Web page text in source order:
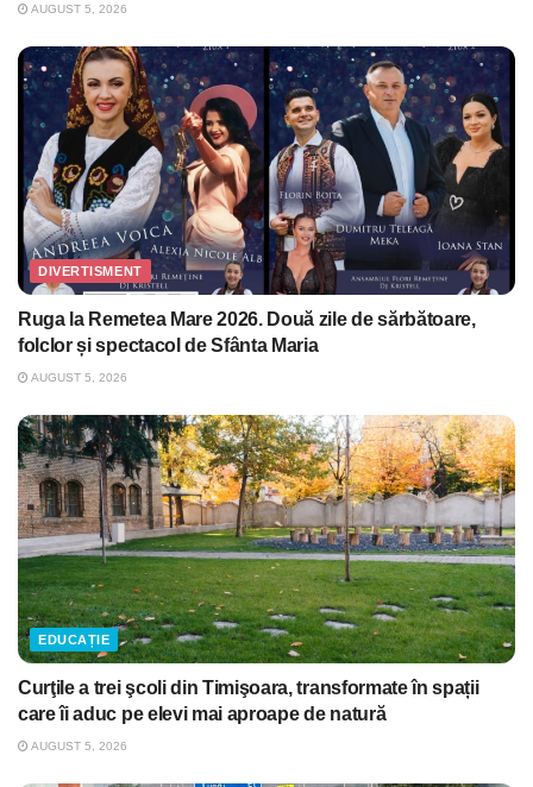
AUGUST 5, 2026
DIVERTISMENT
Ruga la Remetea Mare 2026. Două zile de sărbătoare,
folclor și spectacol de Sfânta Maria
AUGUST 5, 2026
EDUCAȚIE
Curţile a trei şcoli din Timişoara, transformate în spații
care îi aduc pe elevi mai aproape de natură
AUGUST 5, 2026